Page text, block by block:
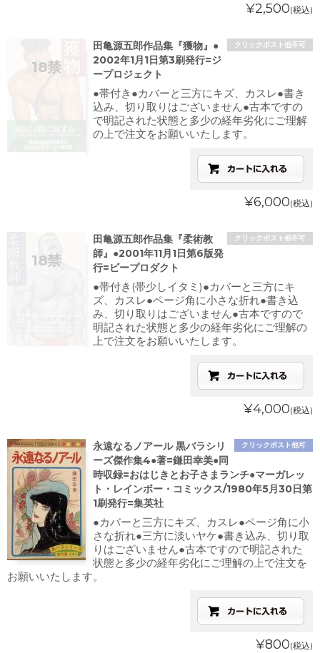
¥2,500(税込)
クリックポスト他不可
田亀源五郎作品集『獲物』●
2002年1月1日第3刷発行=ジ
ープロジェクト
●帯付き●カバーと三方にキズ、カスレ●書き
込み、切り取りはございません●古本ですの
で明記された状態と多少の経年劣化にご理解
の上で注文をお願いいたします。
¥6,000(税込)
クリックポスト他不可
田亀源五郎作品集『柔術教
師』●2001年11月1日第6版発
行=ビープロダクト
●帯付き(帯少しイタミ)●カバーと三方にキ
ズ、カスレ●ページ角に小さな折れ●書き込
み、切り取りはございません●古本ですので
明記された状態と多少の経年劣化にご理解の
上で注文をお願いいたします。
¥4,000(税込)
クリックポスト他可
永遠なるノアール 黒バラシリ
ーズ傑作集4●著=鎌田幸美●同
時収録=おはじきとお子さまランチ●マーガレッ
ト・レインボー・コミックス/1980年5月30日第
1刷発行=集英社
●カバーと三方にキズ、カスレ●ページ角に小
さな折れ●三方に淡いヤケ●書き込み、切り取
りはございません●古本ですので明記された
状態と多少の経年劣化にご理解の上で注文を
お願いいたします。
¥800(税込)